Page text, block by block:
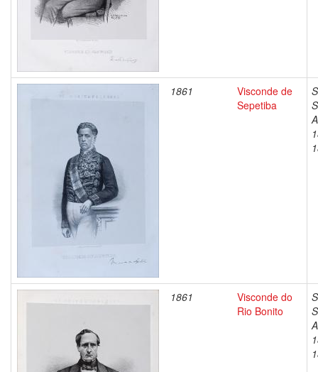
1861
Visconde de
Sepetiba
1861
Visconde do
Rio Bonito